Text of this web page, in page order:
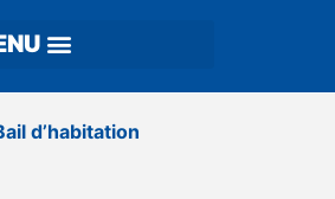
d’habitation